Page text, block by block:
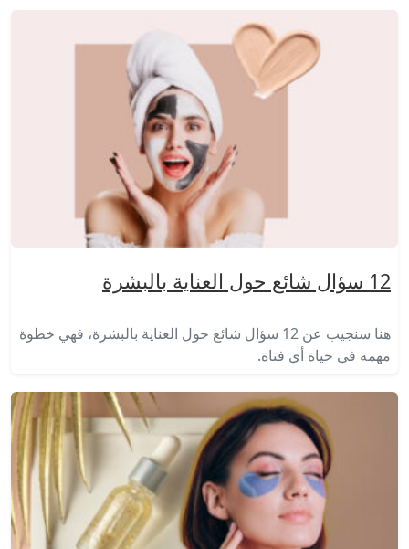
12 سؤال شائع حول العناية بالبشرة
هنا سنجيب عن 12 سؤال شائع حول العناية بالبشرة، فهي خطوة
مهمة في حياة أي فتاة.